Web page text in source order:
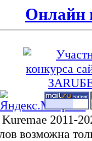
Онлайн
Kuremae 2011-
возможна